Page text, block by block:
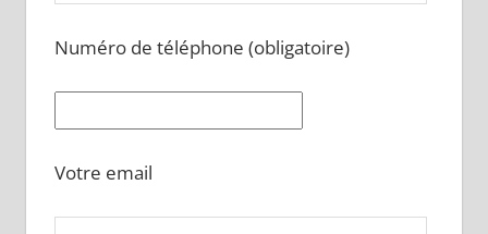
Numéro de téléphone (obligatoire)
Votre email